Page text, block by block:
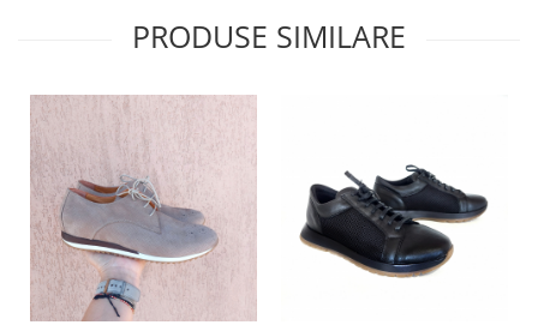
PRODUSE SIMILARE